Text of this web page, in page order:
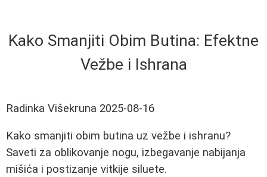
Kako Smanjiti Obim Butina: Efektne
Vežbe i Ishrana
Radinka Višekruna 2025-08-16
Kako smanjiti obim butina uz vežbe i ishranu?
Saveti za oblikovanje nogu, izbegavanje nabijanja
mišića i postizanje vitkije siluete.